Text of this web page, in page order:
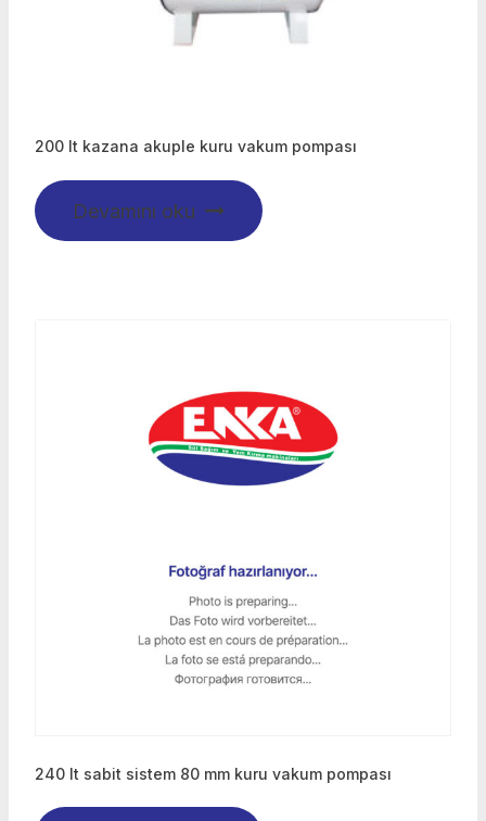
200 lt kazana akuple kuru vakum pompası
Devamını oku
240 lt sabit sistem 80 mm kuru vakum pompası